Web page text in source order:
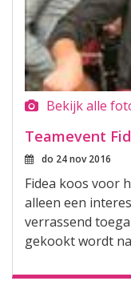
Bekijk alle
Teamevent
do 24 nov 2016
Fidea koos voor
alleen een
verrassend
gekookt wordt